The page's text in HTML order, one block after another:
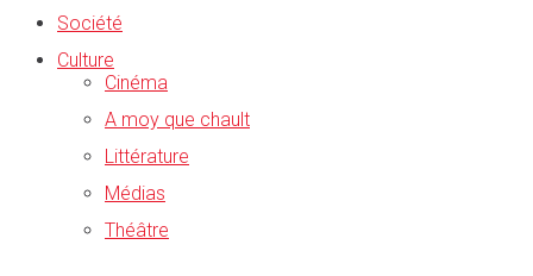
Société
Culture
Cinéma
A moy que chault
Littérature
Médias
Théâtre